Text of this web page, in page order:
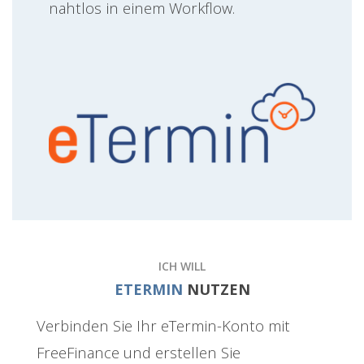
nahtlos in einem Workflow.
ICH WILL
ETERMIN NUTZEN
Verbinden Sie Ihr eTermin-Konto mit
FreeFinance und erstellen Sie